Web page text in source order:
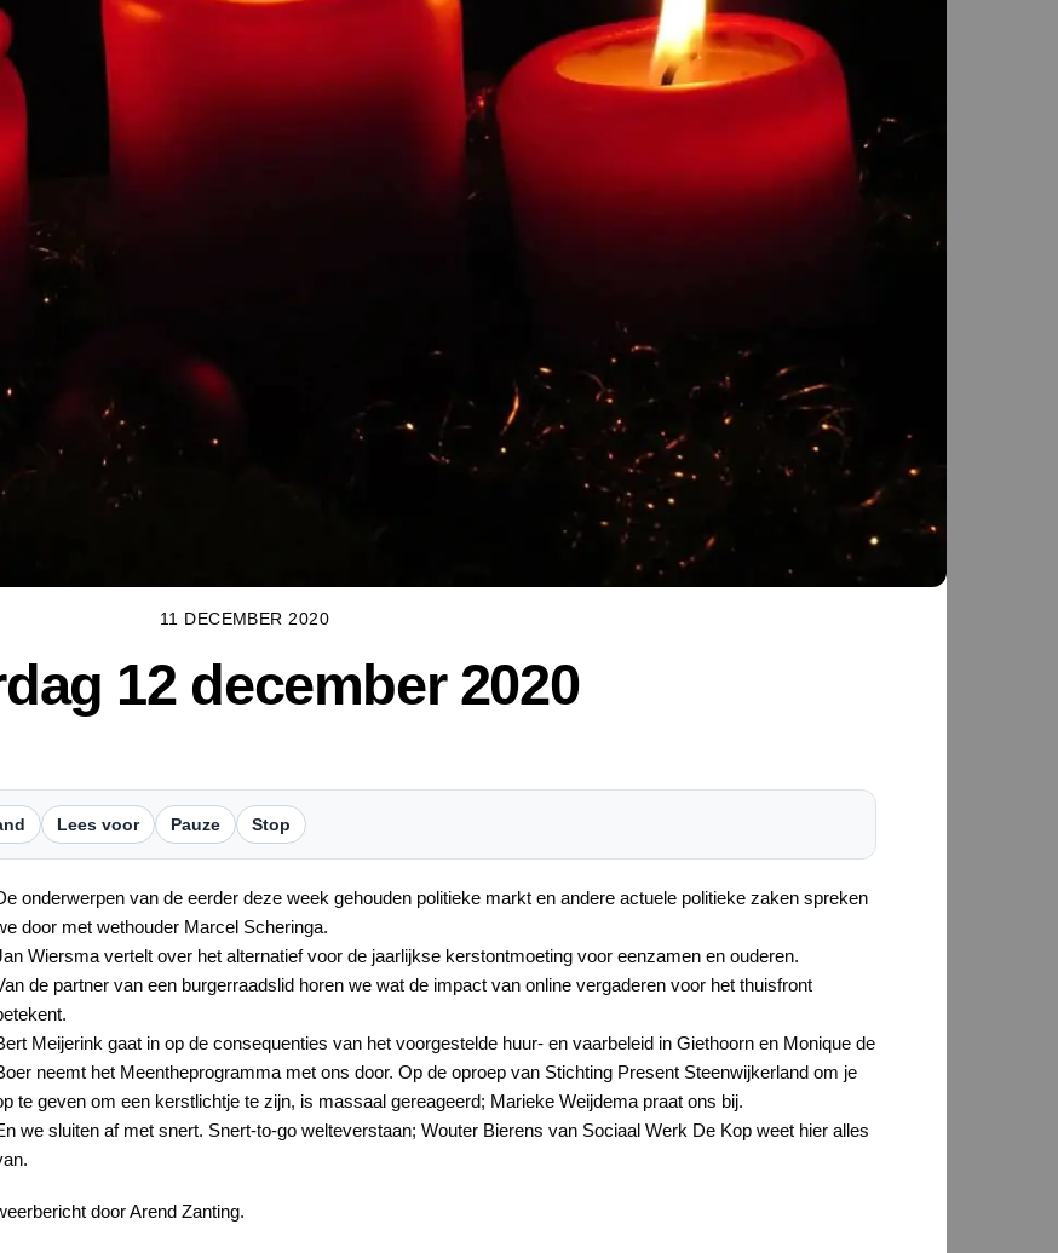
11 DECEMBER 2020
12 december 2020
Lees voor Pauze Stop
onderwerpen van de eerder deze week gehouden politieke markt en andere actuele politieke zaken spreken
door met wethouder Marcel Scheringa.
Wiersma vertelt over het alternatief voor de jaarlijkse kerstontmoeting voor eenzamen en ouderen.
de partner van een burgerraadslid horen we wat de impact van online vergaderen voor het thuisfront
Meijerink gaat in op de consequenties van het voorgestelde huur- en vaarbeleid in Giethoorn en Monique de
neemt het Meentheprogramma met ons door. Op de oproep van Stichting Present Steenwijkerland om je
te geven om een kerstlichtje te zijn, is massaal gereageerd; Marieke Weijdema praat ons bij.
we sluiten af met snert. Snert-to-go welteverstaan; Wouter Bierens van Sociaal Werk De Kop weet hier alles
door Arend Zanting.